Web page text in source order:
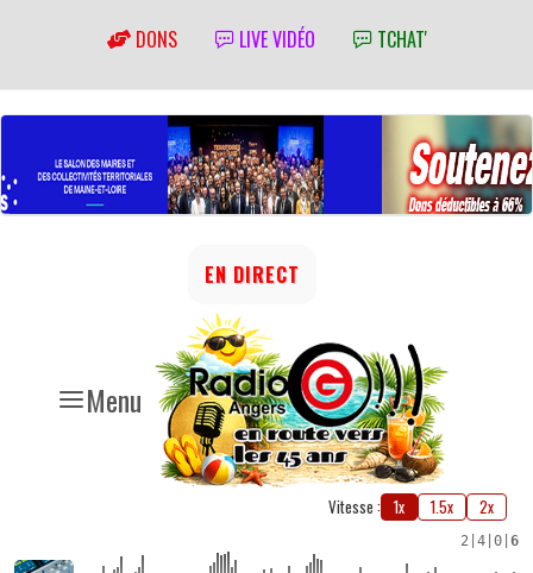
DONS LIVE VIDÉO TCHAT'
Menu
EN DIRECT
Vitesse : 1x 1.5x 2x
2 4 0 6